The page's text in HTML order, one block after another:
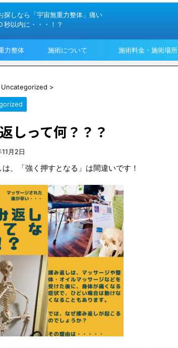
探しなら「宇宙無重力整体」痛い
秒以内に・・・！？
力整体 施術について 施術料金・施術場所
Uncategorized >
しって何？？？
月2日
、「強く押すとなる」は間違いです！